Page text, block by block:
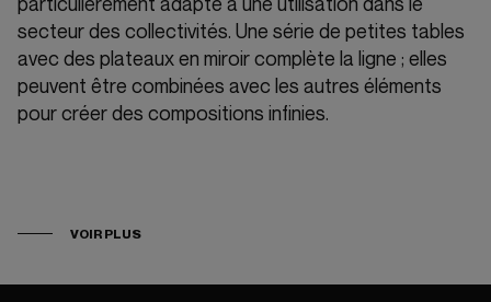
secteur des collectivités. Une série de petites tables
avec des plateaux en miroir complète la ligne ; elles
peuvent être combinées avec les autres éléments
pour créer des compositions infinies.
VOIR PLUS